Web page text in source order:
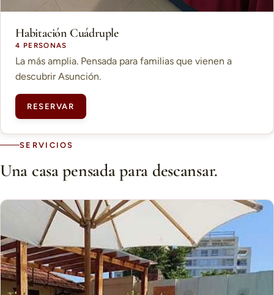
Habitación Cuádruple
4 PERSONAS
La más amplia. Pensada para familias que vienen a
descubrir Asunción.
RESERVAR
SERVICIOS
Una casa pensada para descansar.